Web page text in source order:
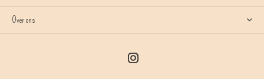
Over ons